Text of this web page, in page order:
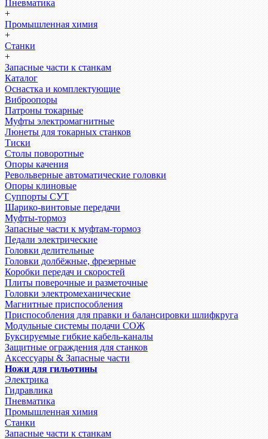
Пневматика
+
Промышленная химия
+
Станки
+
Запасные части к станкам
Каталог
Оснастка и комплектующие
Виброопоры
Патроны токарные
Муфты электромагнитные
Люнеты для токарных станков
Тиски
Столы поворотные
Опоры качения
Револьверные автоматические головки
Опоры клиновые
Суппорты СУТ
Шарико-винтовые передачи
Муфты-тормоз
Запасные части к муфтам-тормоз
Педали электрические
Головки делительные
Головки долбёжные, фрезерные
Коробки передач и скоростей
Плиты поверочные и разметочные
Головки электромеханические
Магнитные приспособления
Приспособления для правки и балансировки шлифкруга
Модульные системы подачи СОЖ
Буксируемые гибкие кабель-каналы
Защитные ограждения для станков
Аксессуары & Запасные части
Ножи для гильотины
Электрика
Гидравлика
Пневматика
Промышленная химия
Станки
Запасные части к станкам